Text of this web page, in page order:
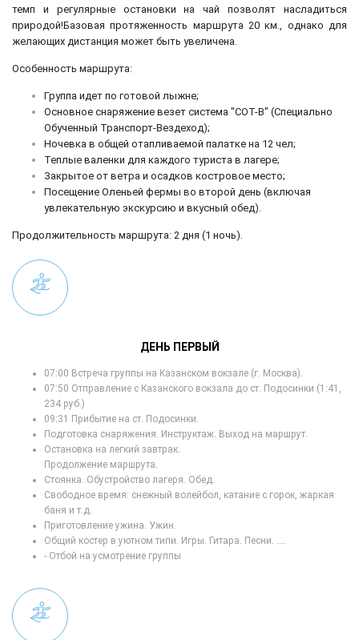
темп и регулярные остановки на чай позволят насладиться
природой!Базовая протяженность маршрута 20 км., однако для
желающих дистанция может быть увеличена.
Особенность маршрута:
Группа идет по готовой лыжне;
Основное снаряжение везет система "СОТ-В" (Специально
Обученный Транспорт-Вездеход);
Ночевка в общей отапливаемой палатке на 12 чел;
Теплые валенки для каждого туриста в лагере;
Закрытое от ветра и осадков костровое место;
Посещение Оленьей фермы во второй день (включая
увлекательную экскурсию и вкусный обед).
Продолжительность маршрута: 2 дня (1 ночь).
ДЕНЬ ПЕРВЫЙ
07:00 Встреча группы на Казанском вокзале (г. Москва).
07:50 Отправление с Казанского вокзала до ст. Подосинки (1:41,
234 руб.)
09:31 Прибытие на ст. Подосинки.
Подготовка снаряжения. Инструктаж. Выход на маршрут.
Остановка на легкий завтрак.
Продолжение маршрута.
Стоянка. Обустройство лагеря. Обед.
Свободное время: снежный волейбол, катание с горок, жаркая
баня и т.д.
Приготовление ужина. Ужин.
Общий костер в уютном типи. Игры. Гитара. Песни. ....
- Отбой на усмотрение группы